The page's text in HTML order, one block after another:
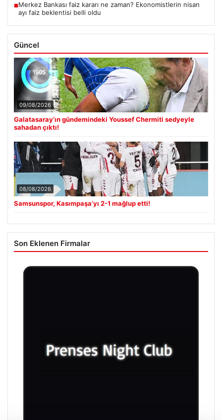
■Merkez Bankası faiz kararı ne zaman? Ekonomistlerin nisan
ayı faiz beklentisi belli oldu
Güncel
09/08/2026
Galatasaray’ın gündemindeki Youssef Chermiti sedyeyle
sahadan çıktı!
08/08/2026
Samsunspor, Kasımpaşa’yı 2-1 mağlup etti!
Son Eklenen Firmalar